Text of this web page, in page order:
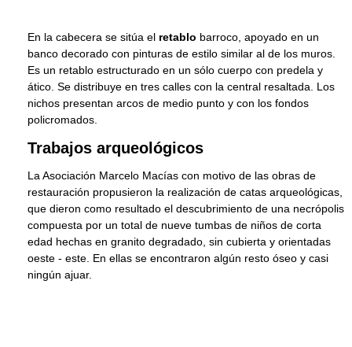
En la cabecera se sitúa el retablo barroco, apoyado en un
banco decorado con pinturas de estilo similar al de los muros.
Es un retablo estructurado en un sólo cuerpo con predela y
ático. Se distribuye en tres calles con la central resaltada. Los
nichos presentan arcos de medio punto y con los fondos
policromados.
Trabajos arqueológicos
La Asociación Marcelo Macías con motivo de las obras de
restauración propusieron la realización de catas arqueológicas,
que dieron como resultado el descubrimiento de una necrópolis
compuesta por un total de nueve tumbas de niños de corta
edad hechas en granito degradado, sin cubierta y orientadas
oeste - este. En ellas se encontraron algún resto óseo y casi
ningún ajuar.